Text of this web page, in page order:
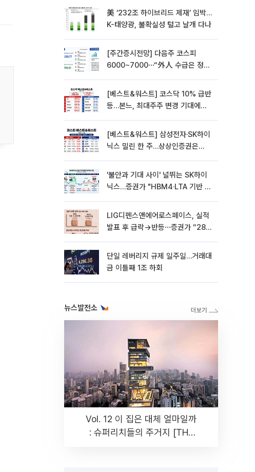
美 ‘232조 하이브리드 제재’ 임박…
K-태양광, 불확실성 털고 날개 다나
[주간증시전망] 다음주 코스피
6000~7000⋯“外人 수급은 정책
[베스트&워스트] 코스닥 10% 급반
등…본느, 최대주주 변경 기대에
[베스트&워스트] 삼성전자·SK하이
닉스 밀린 한 주…상상인증권은
'불안과 기대 사이' 널뛰는 SK하이
닉스…증권가 "HBM4·LTA 기반 펀
LIG디펜스앤에어로스페이스, 실적
발표 후 급락→반등⋯증권가 “28년
단일 레버리지 규제 일주일…거래대
금 이틀째 1조 하회
뉴스발전소
Vol. 12 이 집은 대체 얼마일까
: 슈퍼리치들의 주거지 [THE